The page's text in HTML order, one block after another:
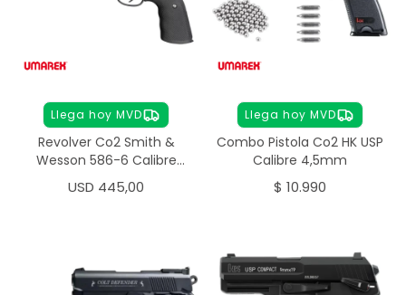
Llega hoy MVD
Revolver Co2 Smith &
Wesson 586-6 Calibre
4.5mm
USD 445,00
Llega hoy MVD
Combo Pistola Co2 HK USP
Calibre 4,5mm
$ 10.990